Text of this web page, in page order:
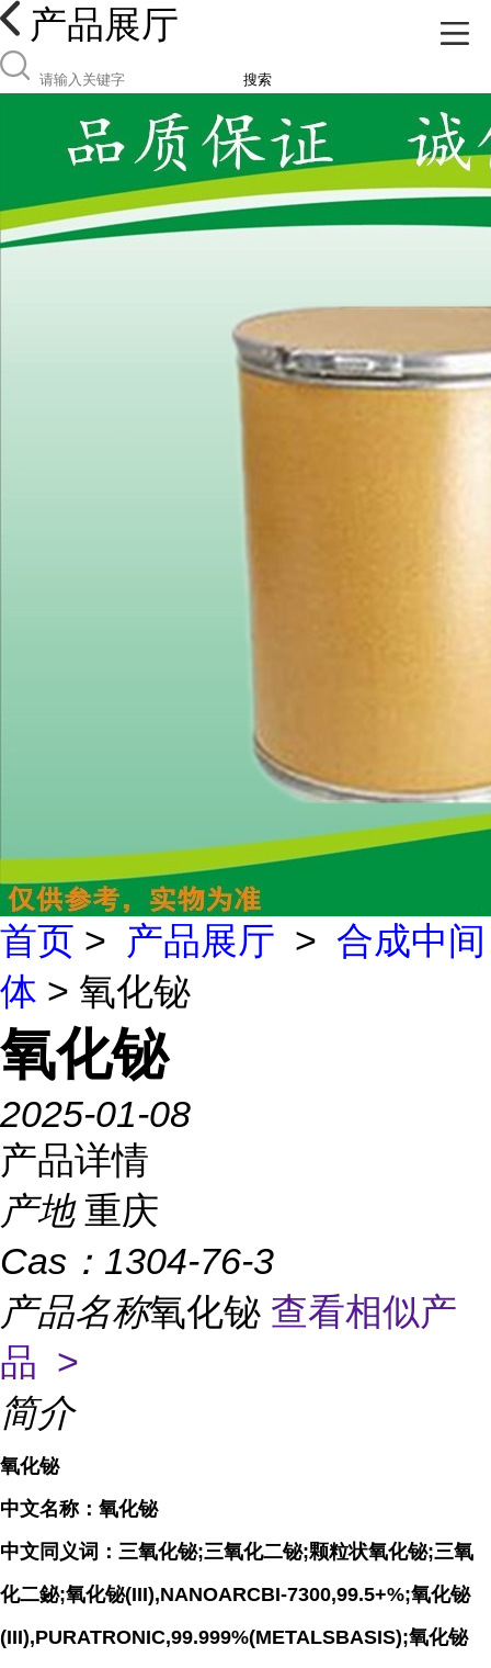
产品展厅
搜索
首页 > 产品展厅 > 合成中间
体 > 氧化铋
氧化铋
2025-01-08
产品详情
产地 重庆
Cas： 1304-76-3
产品名称氧化铋 查看相似产
品 >
简介
氧化铋
中文名称：氧化铋
中文同义词：三氧化铋;三氧化二铋;颗粒状氧化铋;三氧
化二鉍;氧化铋(III),NANOARCBI-7300,99.5+%;氧化铋
(III),PURATRONIC,99.999%(METALSBASIS);氧化铋